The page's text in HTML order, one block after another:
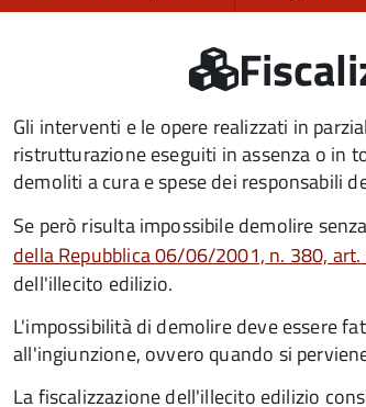
Gli interventi e le opere realizzati in
ristrutturazione eseguiti in assenza o in
demoliti a cura e spese dei responsabili
Se però risulta impossibile demolire
della Repubblica 06/06/2001, n. 380,
dell'illecito edilizio.
L'impossibilità di demolire deve essere
all'ingiunzione, ovvero quando si
La fiscalizzazione dell'illecito edilizio